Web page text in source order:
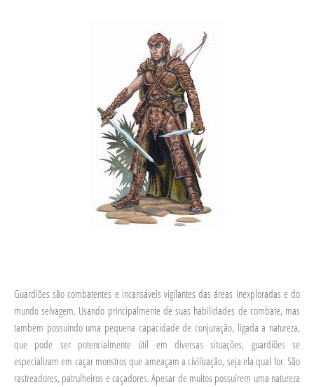
Guardiões são combatentes e incansáveis vigilantes das áreas inexploradas e do
mundo selvagem. Usando principalmente de suas habilidades de combate, mas
também possuindo uma pequena capacidade de conjuração, ligada a natureza,
que pode ser potencialmente útil em diversas situações, guardiões se
especializam em caçar monstros que ameaçam a civilização, seja ela qual for. São
rastreadores, patrulheiros e caçadores. Apesar de muitos possuírem uma natureza